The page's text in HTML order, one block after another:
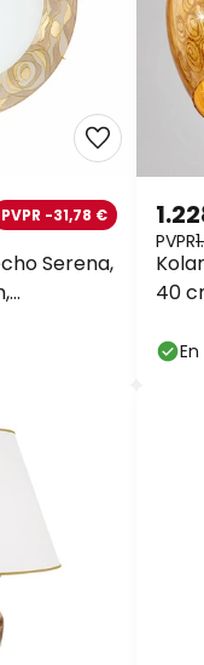
Serena,
PVPR -31,78 €
40
PVPR